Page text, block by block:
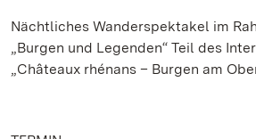
Nächtliches Wanderspektakel im
„Burgen und Legenden“ Teil des
„Châteaux rhénans – Burgen am